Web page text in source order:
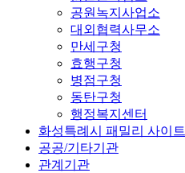
공원녹지사업소
대외협력사무소
만세구청
효행구청
병점구청
동탄구청
행정복지센터
화성특례시 패밀리 사이트
공공/기타기관
관계기관